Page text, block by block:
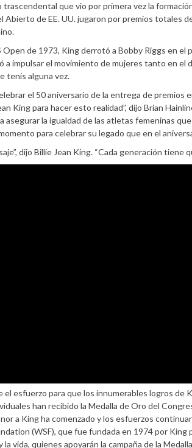
que vio por primera vez la
Abierto de EE. UU. jugaron por premios totales
de 1973, King derrotó a Bobby Riggs en el
impulsar el movimiento de mujeres tanto en el
tenis alguna vez.
el 50 aniversario de la entrega de premios
King para hacer esto realidad”, dijo Brian
asegurar la igualdad de las atletas femeninas
para celebrar su legado que en el
dijo Billie Jean King. “Cada generación tiene
esfuerzo para que los innumerables logros de
han recibido la Medalla de Oro del
a King ha comenzado y los esfuerzos
(WSF), que fue fundada en 1974 por
vida, quienes apoyarán la campaña de la